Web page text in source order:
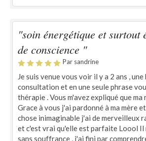
"soin énergétique et surtout
de conscience "
Par sandrine
Je suis venue vous voir il y a 2 ans , une
consultation et en une seule phrase
thérapie . Vous m'avez expliqué que
Grace à vous j'ai pardonné à ma mère
chose inimaginable j'ai de merveilleux
et c'est vrai qu'elle est parfaite Loool Il
sans souffrance , j'ai fini par